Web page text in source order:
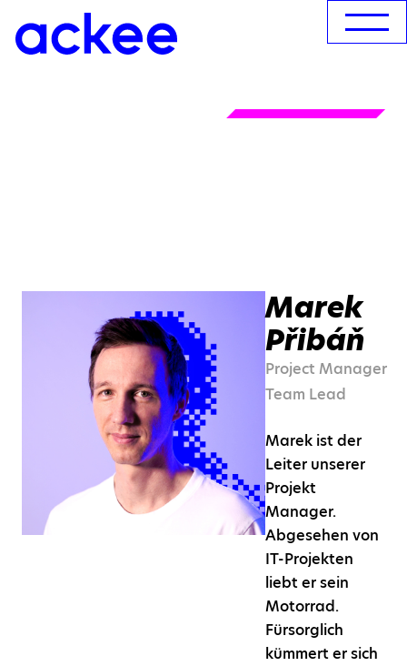
Marek
Přibáň
Project Manager
Team Lead
Marek ist der
Leiter unserer
Projekt
Manager.
Abgesehen von
IT-Projekten
liebt er sein
Motorrad.
Fürsorglich
kümmert er sich